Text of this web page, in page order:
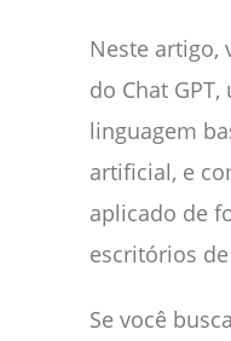
Neste artigo,
do Chat
linguagem
artificial, e
aplicado de
escritórios
Se você